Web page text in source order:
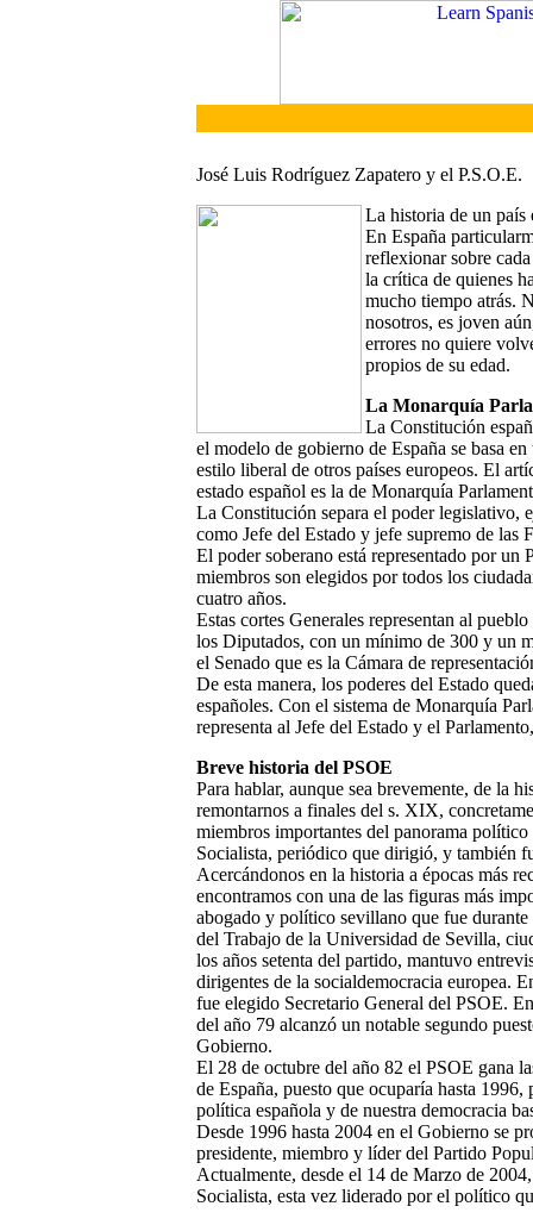
José Luis Rodríguez Zapatero y el P.S.O.E.
La historia de un país
En España
reflexionar sobre
la crítica de quienes
mucho tiempo atrás.
nosotros, es joven
errores no quiere
propios de su edad.
La Monarquía
La Constitución
el modelo de gobierno de España se basa
estilo liberal de otros países europeos. El
estado español es la de Monarquía
La Constitución separa el poder legislativo,
como Jefe del Estado y jefe supremo de las
El poder soberano está representado por un
miembros son elegidos por todos los
cuatro años.
Estas cortes Generales representan al
los Diputados, con un mínimo de 300 y un
el Senado que es la Cámara de
De esta manera, los poderes del Estado
españoles. Con el sistema de Monarquía
representa al Jefe del Estado y el
Breve historia del PSOE
Para hablar, aunque sea brevemente, de la
remontarnos a finales del s. XIX,
miembros importantes del panorama
Socialista, periódico que dirigió, y también
Acercándonos en la historia a épocas más
encontramos con una de las figuras más
abogado y político sevillano que fue
del Trabajo de la Universidad de Sevilla,
los años setenta del partido, mantuvo
dirigentes de la socialdemocracia europea.
fue elegido Secretario General del PSOE.
del año 79 alcanzó un notable segundo
Gobierno.
El 28 de octubre del año 82 el PSOE gana
de España, puesto que ocuparía hasta
política española y de nuestra democracia
Desde 1996 hasta 2004 en el Gobierno se
presidente, miembro y líder del Partido
Actualmente, desde el 14 de Marzo de
Socialista, esta vez liderado por el político